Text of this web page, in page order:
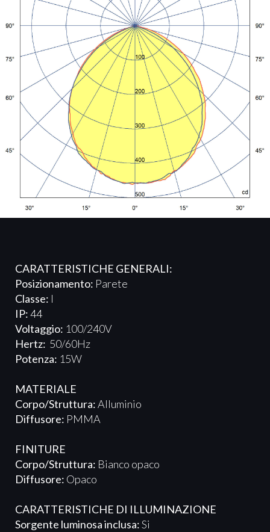
CARATTERISTICHE GENERALI:
Posizionamento: Parete
Classe: I
IP:44
Voltaggio: 100/240V
Hertz: 50/60Hz
Potenza: 15W
MATERIALE
Corpo/Struttura:Alluminio
Diffusore: PMMA
FINITURE
Corpo/Struttura: Bianco opaco
Diffusore: Opaco
CARATTERISTICHE DI ILLUMINAZIONE
Sorgente luminosa inclusa:Si